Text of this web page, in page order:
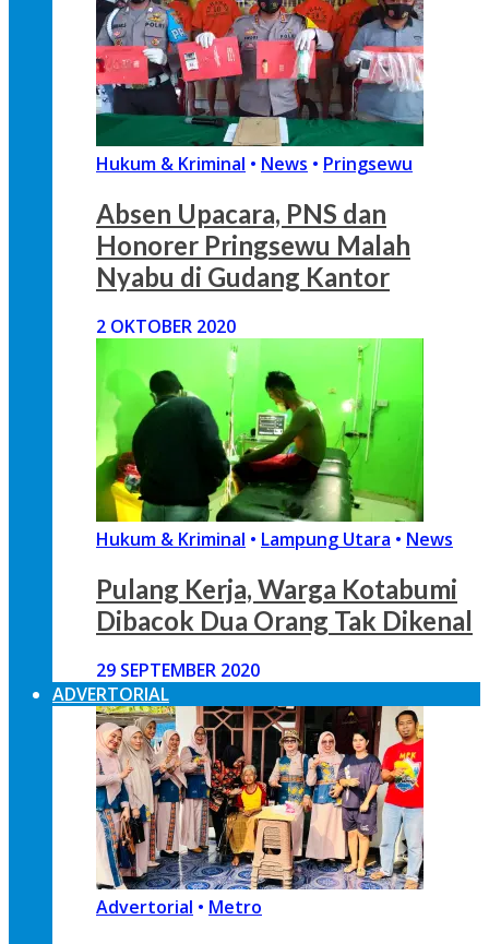
Hukum & Kriminal • News • Pringsewu
Absen Upacara, PNS dan
Honorer Pringsewu Malah
Nyabu di Gudang Kantor
2 OKTOBER 2020
Hukum & Kriminal • Lampung Utara • News
Pulang Kerja, Warga Kotabumi
Dibacok Dua Orang Tak Dikenal
29 SEPTEMBER 2020
ADVERTORIAL
Advertorial • Metro